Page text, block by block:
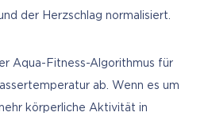
der Herzschlag normalisiert.
Aqua-Fitness-Algorithmus für
ab. Wenn es um
körperliche Aktivität in